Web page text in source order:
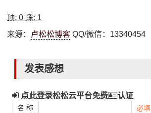
顶:0 踩: 1
来源： 卢松松博客 QQ/微信：13340454
发表感想
点此登录松松云平台免费 认证
名 称 必填